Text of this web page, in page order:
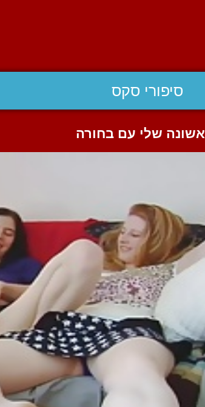
סיפורי סקס
שלי עם בחורה